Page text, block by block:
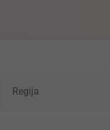
Regija